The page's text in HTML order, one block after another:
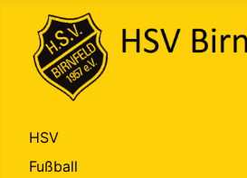
HSV
Fußball